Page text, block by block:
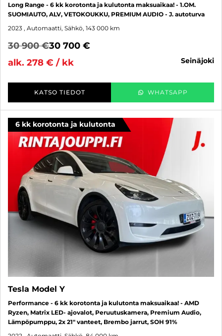
Long Range - 6 kk korotonta ja kulutonta maksuaikaa! - 1.OM.
SUOMIAUTO, ALV, VETOKOUKKU, PREMIUM AUDIO - J. autoturva
2023 , Automaatti, Sähkö, 143 000 km
30 900 €30 700 €
alk. 278 € / kk
seinäjoki
KATSO TIEDOT WHATSAPP
6 kk korotonta ja kulutonta
Tesla Model Y
Performance - 6 kk korotonta ja kulutonta maksuaikaa! - AMD
Ryzen, Matrix LED- ajovalot, Peruutuskamera, Premium Audio,
Lämpöpumppu, 2x 21" vanteet, Brembo jarrut, SOH 91%